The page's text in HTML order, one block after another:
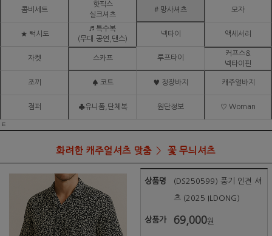
콤비세트
핫픽스
실크셔츠
# 망사셔츠 모자
★ 턱시도
♬ 특수복
(무대.공연,댄스)
넥타이 액세서리
자켓 스카프 루프타이
커프스&
넥타이핀
조끼 ♠ 코트 ♥ 정장바지 캐주얼바지
점퍼 ♣유니폼,단체복 원단정보 ♡ Woman
ㅌ
화려한 캐주얼셔츠 맞춤 꽃 무늬셔츠
상품명 (DS250599) 풍기 인견 셔
츠 (2025 ILDONG)
상품가 69,000원